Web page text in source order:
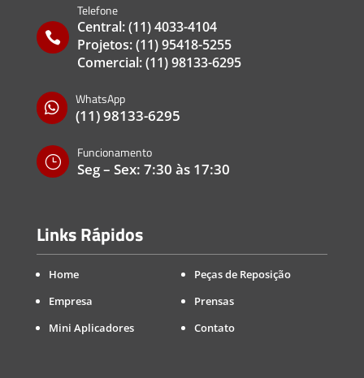

Telefone
Central:(11) 4033-4104
Projetos:(11) 95418-5255
Comercial:(11) 98133-6295

WhatsApp
(11) 98133-6295
}
Funcionamento
Seg – Sex: 7:30 às 17:30
Links Rápidos
Home
Empresa
Mini Aplicadores
Peças de Reposição
Prensas
Contato